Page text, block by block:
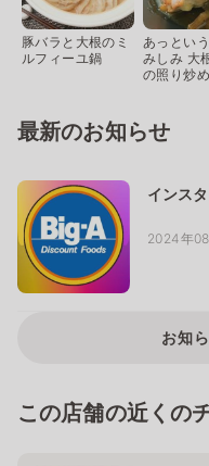
豚バラと大根のミ
ルフィーユ鍋
あっとい
みしみ 大
の照り炒め
最新のお知らせ
インス
2024年
お知
この店舗の近くの